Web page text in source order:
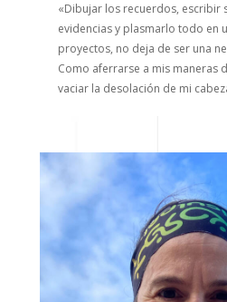
«Dibujar los recuerdos, escribir
evidencias y plasmarlo todo en
proyectos, no deja de ser una
Como aferrarse a mis maneras
vaciar la desolación de mi